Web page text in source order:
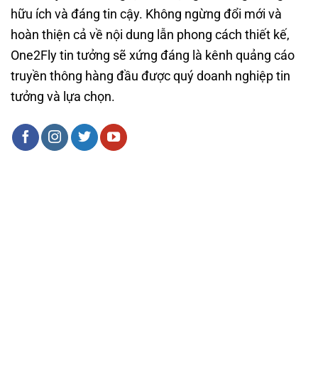
hữu ích và đáng tin cậy. Không ngừng đổi mới và
hoàn thiện cả về nội dung lẫn phong cách thiết kế,
One2Fly tin tưởng sẽ xứng đáng là kênh quảng cáo
truyền thông hàng đầu được quý doanh nghiệp tin
tưởng và lựa chọn.